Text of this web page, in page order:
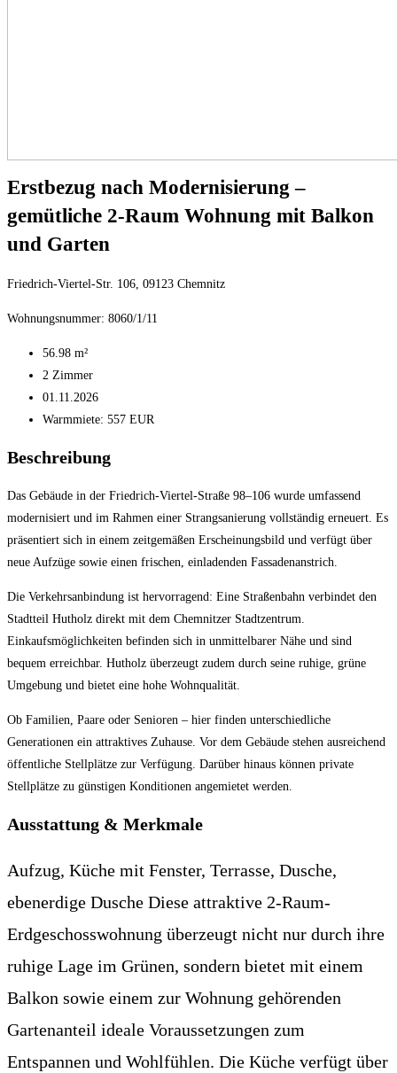
Erstbezug nach Modernisierung –
gemütliche 2-Raum Wohnung mit Balkon
und Garten
Friedrich-Viertel-Str. 106, 09123 Chemnitz
Wohnungsnummer: 8060/1/11
56.98 m²
2 Zimmer
01.11.2026
Warmmiete: 557 EUR
Beschreibung
Das Gebäude in der Friedrich-Viertel-Straße 98–106 wurde umfassend
modernisiert und im Rahmen einer Strangsanierung vollständig erneuert. Es
präsentiert sich in einem zeitgemäßen Erscheinungsbild und verfügt über
neue Aufzüge sowie einen frischen, einladenden Fassadenanstrich.
Die Verkehrsanbindung ist hervorragend: Eine Straßenbahn verbindet den
Stadtteil Hutholz direkt mit dem Chemnitzer Stadtzentrum.
Einkaufsmöglichkeiten befinden sich in unmittelbarer Nähe und sind
bequem erreichbar. Hutholz überzeugt zudem durch seine ruhige, grüne
Umgebung und bietet eine hohe Wohnqualität.
Ob Familien, Paare oder Senioren – hier finden unterschiedliche
Generationen ein attraktives Zuhause. Vor dem Gebäude stehen ausreichend
öffentliche Stellplätze zur Verfügung. Darüber hinaus können private
Stellplätze zu günstigen Konditionen angemietet werden.
Ausstattung & Merkmale
Aufzug, Küche mit Fenster, Terrasse, Dusche,
ebenerdige Dusche Diese attraktive 2-Raum-
Erdgeschosswohnung überzeugt nicht nur durch ihre
ruhige Lage im Grünen, sondern bietet mit einem
Balkon sowie einem zur Wohnung gehörenden
Gartenanteil ideale Voraussetzungen zum
Entspannen und Wohlfühlen. Die Küche verfügt über